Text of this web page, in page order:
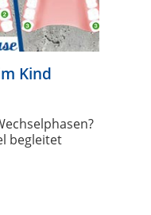
Kind
begleitet